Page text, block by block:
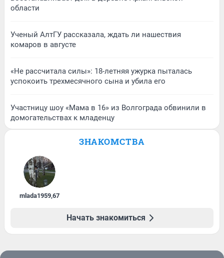
области
Ученый АлтГУ рассказала, ждать ли нашествия
комаров в августе
«Не рассчитала силы»: 18-летняя ужурка пыталась
успокоить трехмесячного сына и убила его
Участницу шоу «Мама в 16» из Волгограда обвинили в
домогательствах к младенцу
ЗНАКОМСТВА
mlada1959,67
Начать знакомиться